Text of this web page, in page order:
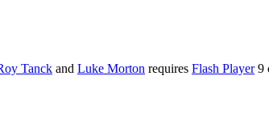
Tanck and Luke Morton requires Flash Player9